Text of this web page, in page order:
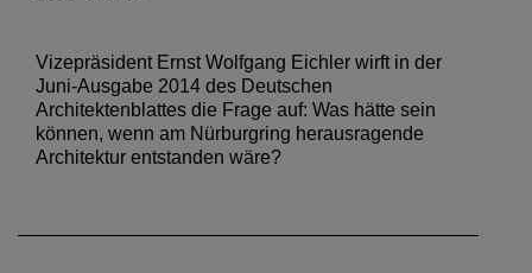
Vizepräsident Ernst Wolfgang Eichler wirft in der
Juni-Ausgabe 2014 des Deutschen
Architektenblattes die Frage auf: Was hätte sein
können, wenn am Nürburgring herausragende
Architektur entstanden wäre?